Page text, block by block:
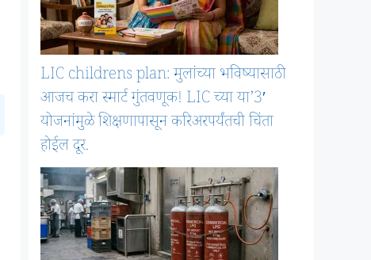
LIC childrens plan: मुलांच्या भविष्यासाठी
आजच करा स्मार्ट गुंतवणूक! LIC च्या या’3′
योजनांमुळे शिक्षणापासून करिअरपर्यंतची चिंता
होईल दूर.